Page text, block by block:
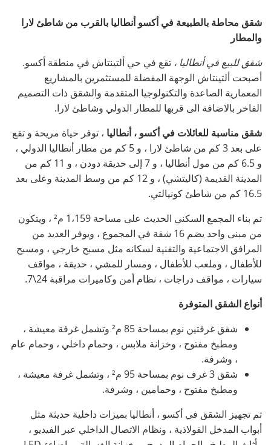
شقق محاطة بالطبيعة في أكسو أنطاليا بالقرب من شاطئ لارا
والمطار
شقق للبيع في أنطاليا ، تقع في حي ألتينتاش في منطقة أكسو.
أصبحت ألتينتاش الوجهة المفضلة للمستثمرين بالمشاريع
المعمارية الصاعدة والتكنولوجيا المتقدمة والشقق ذات التصميم
الفاخر بالاضافة الى قربها للمطار الدولي وشاطئ لارا.
شقق مناسبة للعائلات في أكسو ، أنطاليا ، توفر حياة مريحة و تقع
على بعد 3 كم من شاطئ لارا ، و 5 كم من مطار أنطاليا الدولي ،
و 6.5 كم من مول أنطاليا ، و 7 إلى حديقة دودن ، و 11 كم من
المدينة القديمة (كاليتشي) ، و 12 كم من وسط المدينة وعلى بعد
16.5 كم من شاطئ كونيالتي.
تم بناء المجمع السكني الحديث على مساحة 1،159 م² ، ويتكون
من مبنى واحد يضم 16 شقة في المجموع ، ويوفر العديد من
المرافق الاجتماعية والتقنية لسكانه مثل مسبح خارجي ، ومسبح
للأطفال ، وملعب للأطفال ، ومسار للمشي ، حديقة ، مواقف
سيارات ، مواقف دراجات ، نظام أمن وكاميرات مراقبة 24\7.
أنواع الشقق المتوفرة
شقق غرفتين نوم بمساحة 85 م² وتشمل غرفة معيشة ،
ومطبخ مفتوح ، وخزانة ملابس ، وحمام داخلي ، وحمام عام
، وشرفة.
شقق 3 غرف نوم بمساحة 95 م² ، وتشمل غرفة معيشة ،
ومطبخ مفتوح ، وحمامين ، وشرفة.
تم تجهيز الشقق في أكسو ، أنطاليا بميزات داخلية حديثة مثل
أبواب المدخل الفولاذية ، ونظام الاتصال الداخلي عبر الفيديو ،